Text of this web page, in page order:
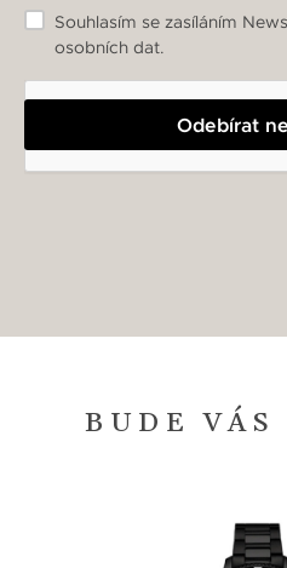
Odebírat
Souhlasím se zasíláním
osobních dat.
BUDE